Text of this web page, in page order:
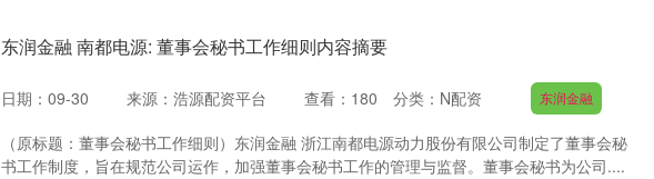
东润金融 南都电源: 董事会秘书工作细则内容摘要
日期：09-30 来源：浩源配资平台 查看： 180 分类： N配资 东润金融
（原标题：董事会秘书工作细则）东润金融 浙江南都电源动力股份有限公司制定了董事会秘
书工作制度，旨在规范公司运作，加强董事会秘书工作的管理与监督。董事会秘书为公司....